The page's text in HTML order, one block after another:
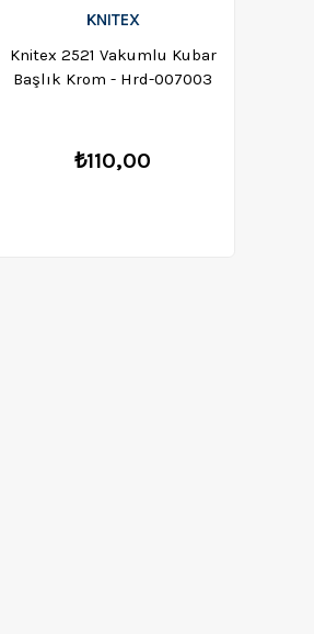
KNITEX
Knitex 2521 Vakumlu Kubar
Başlık Krom - Hrd-007003
₺110,00